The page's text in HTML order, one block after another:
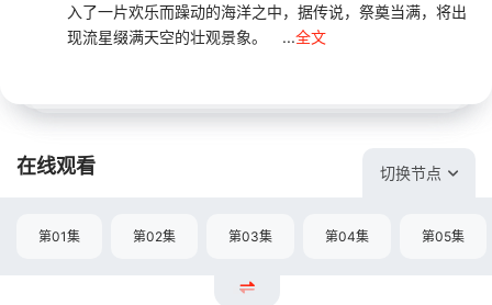
入了一片欢乐而躁动的海洋之中，据传说，祭奠当满，将出
现流星缀满天空的壮观景象。 ...全文
在线观看 切换节点
第01集 第02集 第03集 第04集 第05集